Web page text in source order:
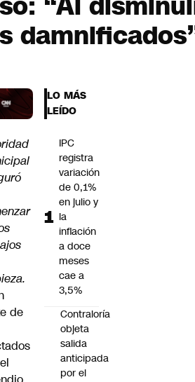
de
LO MÁS
LEÍDO
IPC
registra
variación
de 0,1%
en julio y
la
inflación
a doce
meses
cae a
3,5%
Contraloría
objeta
salida
anticipada
por el